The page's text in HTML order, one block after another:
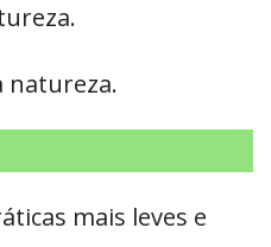
natureza.
mais leves e